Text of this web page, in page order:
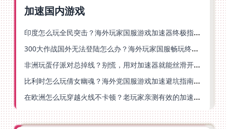
加速国内游戏
印度怎么玩全民突击？海外玩家国服游戏加速器终极指南（附原神延迟优化+精灵之境加速器选择）
300大作战国外无法登陆怎么办？海外玩家国服畅玩终极指南（附实测推荐）
非洲玩蛋仔派对总掉线？别慌，用对加速器就能丝滑开跑！
比利时怎么玩倩女幽魂？海外党国服游戏加速避坑指南（附实测推荐）
在欧洲怎么玩穿越火线不卡顿？老玩家亲测有效的加速器选择指南